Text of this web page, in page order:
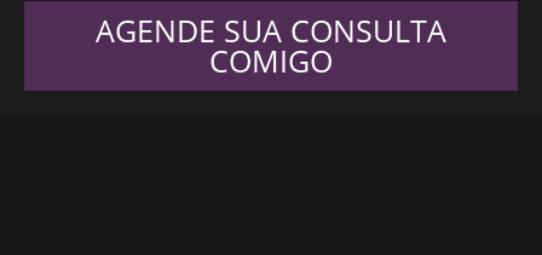
AGENDE SUA CONSULTA
COMIGO